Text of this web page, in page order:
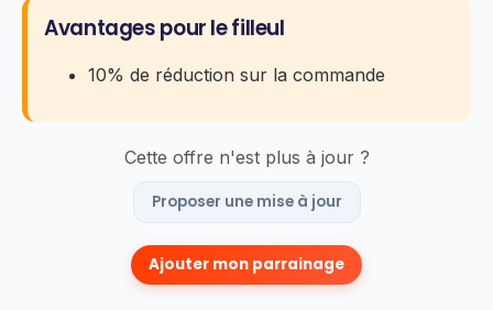
Avantages pour le filleul
10% de réduction sur la commande
Cette offre n'est plus à jour ?
Proposer une mise à jour
Ajouter mon parrainage